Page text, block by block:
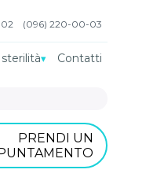
(096) 220-00-03
Contatti
PRENDI UN